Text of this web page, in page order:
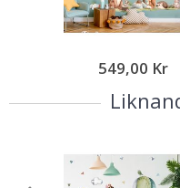
549,00 Kr